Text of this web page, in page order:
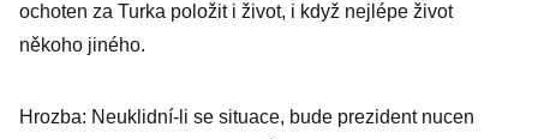
ochoten za Turka položit i život, i když nejlépe život
někoho jiného.
Hrozba: Neuklidní-li se situace, bude prezident nucen